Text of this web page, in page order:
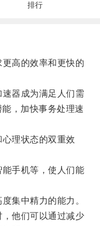
排行
高的效率和更快的
器成为满足人们需
，加快事务处理速
理状态的双重效
手机等，使人们能
集中精力的能力。
他们可以通过减少